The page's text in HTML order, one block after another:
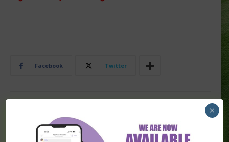
Facebook Twitter
SINGL DANA – ČETVRTAK 14.
SLEDEĆA VEST
[PREMIUM] Liga Evrope i Liga
Konferencija najava,
predlozi za klađenje
×